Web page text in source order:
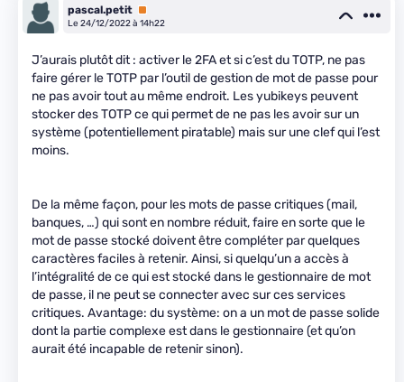
pascal.petit Premium
Le 24/12/2022 à 14h22
J’aurais plutôt dit : activer le 2FA et si c’est du TOTP, ne pas
faire gérer le TOTP par l’outil de gestion de mot de passe pour
ne pas avoir tout au même endroit. Les yubikeys peuvent
stocker des TOTP ce qui permet de ne pas les avoir sur un
système (potentiellement piratable) mais sur une clef qui l’est
moins.
De la même façon, pour les mots de passe critiques (mail,
banques, …) qui sont en nombre réduit, faire en sorte que le
mot de passe stocké doivent être compléter par quelques
caractères faciles à retenir. Ainsi, si quelqu’un a accès à
l’intégralité de ce qui est stocké dans le gestionnaire de mot
de passe, il ne peut se connecter avec sur ces services
critiques. Avantage: du système: on a un mot de passe solide
dont la partie complexe est dans le gestionnaire (et qu’on
aurait été incapable de retenir sinon).